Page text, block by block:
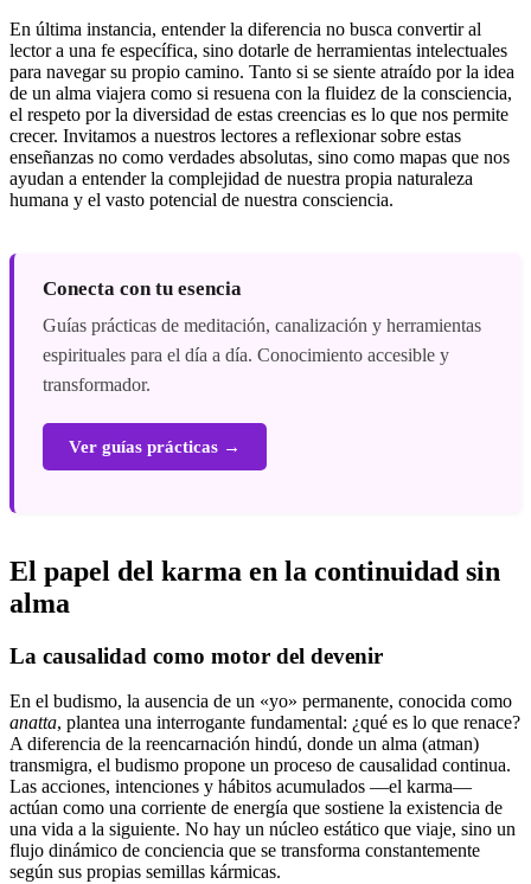
En última instancia, entender la diferencia no busca convertir al
lector a una fe específica, sino dotarle de herramientas intelectuales
para navegar su propio camino. Tanto si se siente atraído por la idea
de un alma viajera como si resuena con la fluidez de la consciencia,
el respeto por la diversidad de estas creencias es lo que nos permite
crecer. Invitamos a nuestros lectores a reflexionar sobre estas
enseñanzas no como verdades absolutas, sino como mapas que nos
ayudan a entender la complejidad de nuestra propia naturaleza
humana y el vasto potencial de nuestra consciencia.
Conecta con tu esencia
Guías prácticas de meditación, canalización y herramientas
espirituales para el día a día. Conocimiento accesible y
transformador.
Ver guías prácticas →
El papel del karma en la continuidad sin
alma
La causalidad como motor del devenir
En el budismo, la ausencia de un «yo» permanente, conocida como
anatta, plantea una interrogante fundamental: ¿qué es lo que renace?
A diferencia de la reencarnación hindú, donde un alma (atman)
transmigra, el budismo propone un proceso de causalidad continua.
Las acciones, intenciones y hábitos acumulados —el karma—
actúan como una corriente de energía que sostiene la existencia de
una vida a la siguiente. No hay un núcleo estático que viaje, sino un
flujo dinámico de conciencia que se transforma constantemente
según sus propias semillas kármicas.